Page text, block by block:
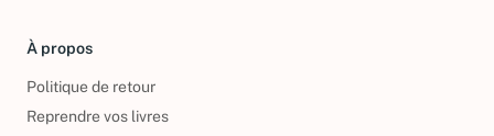
À propos
Politique de retour
Reprendre vos livres